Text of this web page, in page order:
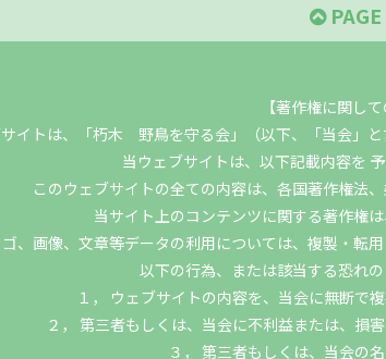
PAGE
【著作権に関し
イトは、「朽木 野鳥を守る会」（以下、「当会」と
当ウェブサイトは、以下記載内容を
このウェブサイトの全ての内容は、各国著作権法
当サイト上のコンテンツに関する著作権
、画像、文章等データの利用については、複製・転
以下の行為、または該当する恐れ
１， ウェブサイトの内容を、当会に無断で
２， 第三者もしくは、当会に不利益または、損
３， 第三者もしくは、当会の